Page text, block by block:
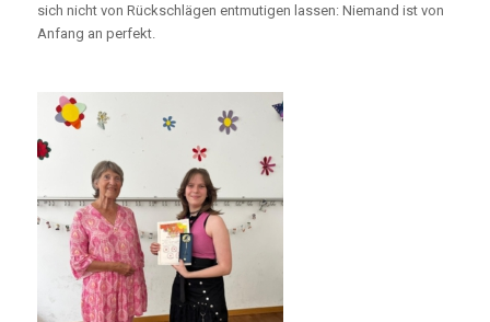
sich nicht von Rückschlägen entmutigen lassen: Niemand ist von
Anfang an perfekt.